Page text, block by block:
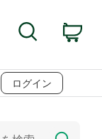
My AccountSearch
ログイン